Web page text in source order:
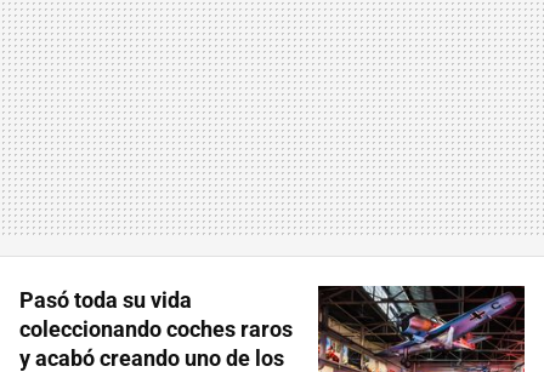
Pasó toda su vida
coleccionando coches raros
y acabó creando uno de los